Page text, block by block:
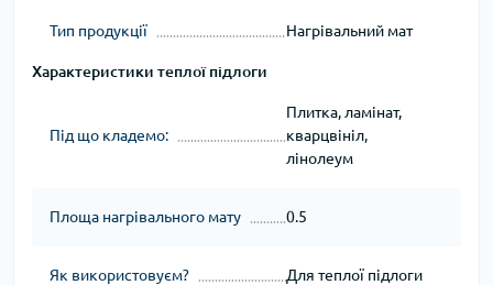
Тип продукції Нагрівальний мат
Характеристики теплої підлоги
Під що кладемо:
Плитка, ламінат,
кварцвініл,
лінолеум
Площа нагрівального мату 0.5
Як використовуєм? Для теплої підлоги